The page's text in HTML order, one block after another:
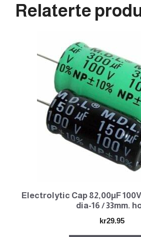
Relaterte
Electrolytic Cap 82,00µF
dia-16 / 33mm.
kr29.95